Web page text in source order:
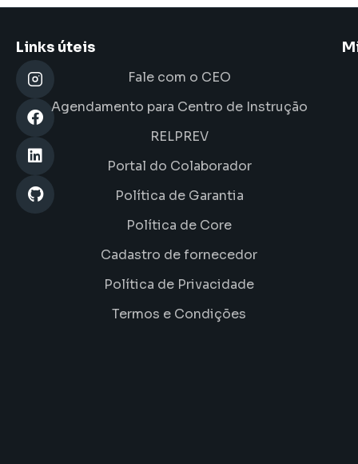
Links úteis
Fale com o CEO
Agendamento para Centro de Instrução
RELPREV
Portal do Colaborador
Política de Garantia
Política de Core
Cadastro de fornecedor
Política de Privacidade
Termos e Condições